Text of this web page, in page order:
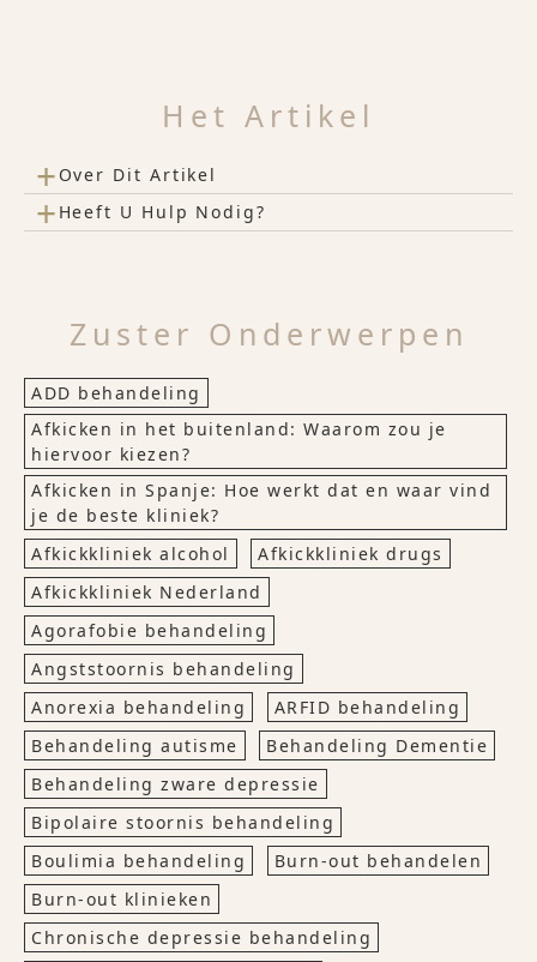
Het Artikel
+ Over Dit Artikel
+ Heeft U Hulp Nodig?
Zuster Onderwerpen
ADD behandeling
Afkicken in het buitenland: Waarom zou je
hiervoor kiezen?
Afkicken in Spanje: Hoe werkt dat en waar vind
je de beste kliniek?
Afkickkliniek alcohol
Afkickkliniek drugs
Afkickkliniek Nederland
Agorafobie behandeling
Angststoornis behandeling
Anorexia behandeling
ARFID behandeling
Behandeling autisme
Behandeling Dementie
Behandeling zware depressie
Bipolaire stoornis behandeling
Boulimia behandeling
Burn-out behandelen
Burn-out klinieken
Chronische depressie behandeling